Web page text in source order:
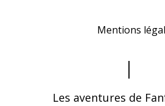
Mentions
Les aventures de